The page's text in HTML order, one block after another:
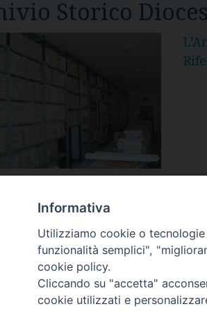
Storico
di Volterra
2022 © DIOCESI DI VOLTERRA -
Informativa
Utilizziamo cookie o
funzionalità semplici",
cookie policy.
Cliccando su "accetta"
cookie utilizzati e